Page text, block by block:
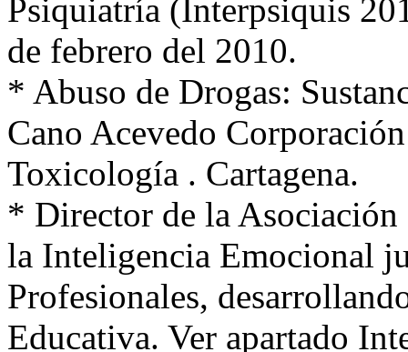
Psiquiatría (Interpsiquis
de febrero del 2010.
* Abuso de Drogas:
Cano Acevedo
Toxicología . Cartagena.
* Director de la
la Inteligencia Emocional
Profesionales,
Educativa. Ver apartado